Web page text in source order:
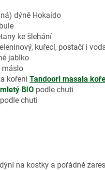
dýně Hokaido
ke šlehání
kuřecí, postačí i
jablko
máslo
koření Tandoori masala
BIO podle chuti
chuti
na kostky a pořádně